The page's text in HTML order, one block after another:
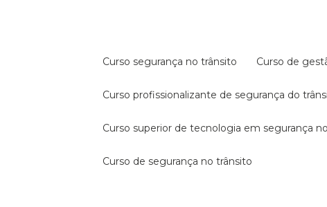
curso segurança no trânsito curso de
curso profissionalizante de segurança do
curso superior de tecnologia em segurança
curso de segurança no trânsito